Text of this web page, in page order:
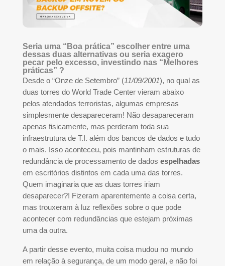
Seria uma “Boa prática” escolher entre uma
dessas duas alternativas ou seria exagero
pecar pelo excesso, investindo nas “Melhores
práticas” ?
Desde o “Onze de Setembro” (11/09/2001), no qual as
duas torres do World Trade Center vieram abaixo
pelos atendados terroristas, algumas empresas
simplesmente desapareceram! Não desapareceram
apenas fisicamente, mas perderam toda sua
infraestrutura de T.I. além dos bancos de dados e tudo
o mais. Isso aconteceu, pois mantinham estruturas de
redundância de processamento de dados espelhadas
em escritórios distintos em cada uma das torres.
Quem imaginaria que as duas torres iriam
desaparecer?! Fizeram aparentemente a coisa certa,
mas trouxeram à luz reflexões sobre o que pode
acontecer com redundâncias que estejam próximas
uma da outra.
A partir desse evento, muita coisa mudou no mundo
em relação à segurança, de um modo geral, e não foi